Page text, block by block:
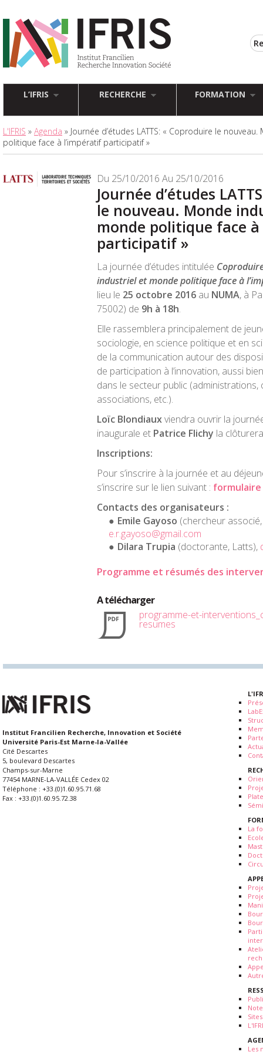
L’IFRIS RECHERCHE FORMATION
L'IFRIS » Agenda » Journée d’études LATTS: « Coproduire le
politique face à l’impératif participatif »
Du 25/10/2016 Au 25/10/2016
Journée d’études
le nouveau. Monde
monde politique face
participatif »
La journée d’études intitulée
industriel et monde politique face à
lieu le 25 octobre 2016 au NUMA, à
75002) de 9h à 18h.
Elle rassemblera principalement de
sociologie, en science politique et en
de la communication autour des
de participation à l’innovation, aussi
dans le secteur public
associations, etc.).
Loïc Blondiauxviendra ouvrir la
inaugurale et Patrice Flichy la
Inscriptions:
Pour s’inscrire à la journée et au
s’inscrire sur le lien suivant :
Contacts des organisateurs :
Emile Gayoso (chercheur associé,
e.r.gayoso@gmail.com
Dilara Trupia (doctorante, Latts),
Programme et résumés des
A télécharger
programme-et-
resumes
Institut Francilien Recherche, Innovation et Société
Université Paris-Est Marne-la-Vallée
Cité Descartes
5, boulevard Descartes
Champs-sur-Marne
77454 MARNE-LA-VALLÉE Cedex 02
Téléphone : +33.(0)1.60.95.71.68
Fax : +33.(0)1.60.95.72.38
La
Les